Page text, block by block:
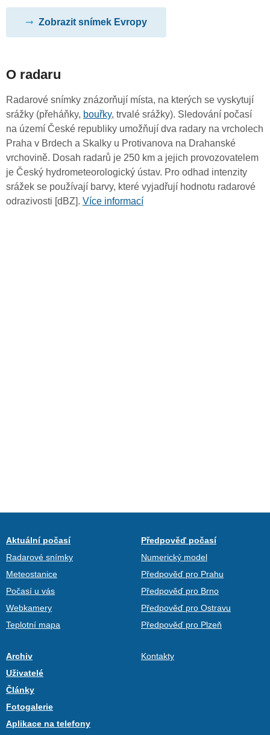
Zobrazit snímek Evropy
O radaru
Radarové snímky znázorňují místa, na kterých se vyskytují
srážky (přeháňky, bouřky, trvalé srážky). Sledování počasí
na území České republiky umožňují dva radary na vrcholech
Praha v Brdech a Skalky u Protivanova na Drahanské
vrchovině. Dosah radarů je 250 km a jejich provozovatelem
je Český hydrometeorologický ústav. Pro odhad intenzity
srážek se používají barvy, které vyjadřují hodnotu radarové
odrazivosti [dBZ]. Více informací
Aktuální počasí
Radarové snímky
Meteostanice
Počasí u vás
Webkamery
Teplotní mapa
Předpověď počasí
Numerický model
Předpověď pro Prahu
Předpověď pro Brno
Předpověď pro Ostravu
Předpověď pro Plzeň
Archiv
Uživatelé
Články
Fotogalerie
Aplikace na telefony
Kontakty